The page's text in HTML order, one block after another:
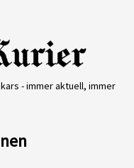
- immer aktuell, immer